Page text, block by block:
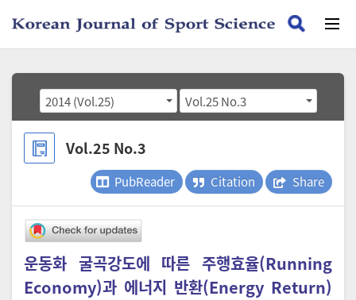
2014 (Vol.25) Vol.25 No.3
Vol.25 No.3
PubReader Citation Share
운동화 굴곡강도에 따른 주행효율(Running
Economy)과 에너지 반환(Energy Return)